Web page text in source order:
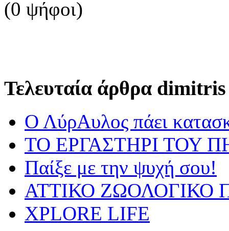
(0 ψήφοι)
Τελευταία άρθρα dimitris
Ο ΛύρΑυλος πάει
ΤΟ ΕΡΓΑΣΤΗΡΙ ΤΟΥ
Παίξε με την ψυχή σου!
ΑΤΤΙΚΟ ΖΩΟΛΟΓΙΚΟ
XPLORE LIFE